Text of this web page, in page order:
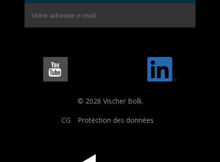
© 2026 Vischer Bolli.
CG Protection des données